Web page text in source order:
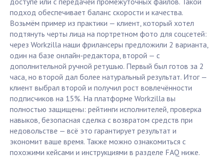
подход обеспечивает баланс скорости и качества.
Возьмём пример из практики — клиент, который хотел
подтянуть черты лица на портретном фото для соцсетей:
через Workzilla наши фрилансеры предложили 2 варианта,
один на базе онлайн-редактора, второй — с
дополнительной ручной ретушью. Первый был готов за 2
часа, но второй дал более натуральный результат. Итог —
клиент выбрал второй и получил рост вовлечённости
подписчиков на 15%. На платформе Workzilla вы
полностью защищены: рейтинги исполнителей, проверка
навыков, безопасная сделка с возвратом средств при
недовольстве — всё это гарантирует результат и
экономит ваше время. Также можно ознакомиться с
похожими кейсами и инструкциями в разделе FAQ ниже.